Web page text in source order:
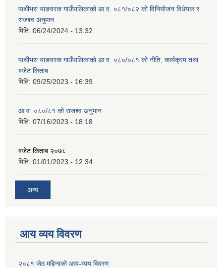
पाथीभरा याङवरक गाउँपालिकाको आ.व. ०८१/०८२ को विनियोजन विधेयक र
राजश्व अनुमान
मिति: 06/24/2024 - 13:32
पाथीभरा याङवरक गाउँपालिकाको आ.व. ०८०/०८१ को नीति, कार्यक्रम तथा
बजेट किताब
मिति: 09/25/2023 - 16:39
आ.व. ०८०/८१ को राजश्व अनुमान
मिति: 07/16/2023 - 18:18
बजेट किताब २०७८
मिति: 01/01/2023 - 12:34
अन्य
आय व्यय विवरण
२०८१ जेठ महिनाको आय-व्यय विवरण